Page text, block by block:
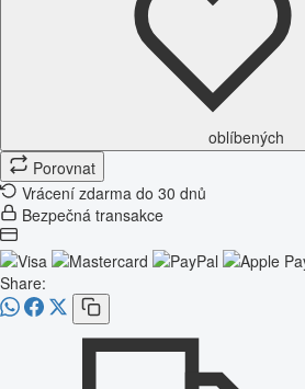
oblíbených
Porovnat
Vrácení zdarma do 30 dnů
Bezpečná transakce
Share: